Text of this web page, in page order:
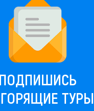
ПОДПИШИСЬ
ТУРЫ